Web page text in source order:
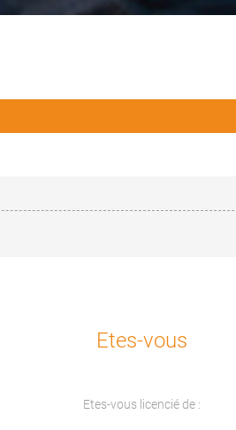
Etes-vous
Etes-vous licencié de :